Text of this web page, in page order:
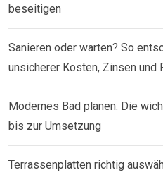
beseitigen
Sanieren oder warten? So
unsicherer Kosten, Zinsen und
Modernes Bad planen: Die
bis zur Umsetzung
Terrassenplatten richtig